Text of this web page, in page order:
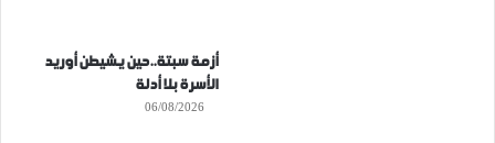
أزمة سبتة..حين يشيطن أوريد
الأسرة بلا أدلة
06/08/2026